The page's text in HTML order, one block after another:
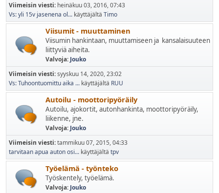
Viimeisin viesti: heinäkuu 03, 2016, 07:43
Vs: yli 15v jasenena ol... käyttäjältä Timo
Viisumit - muuttaminen
Viisumin hankintaan, muuttamiseen ja kansalaisuuteen
liittyviä aiheita.
Valvoja: Jouko
Viimeisin viesti:syyskuu 14, 2020, 23:02
Vs: Tuhoontuomittu aika ... käyttäjältä RUU
Autoilu - moottoripyöräily
Autoilu, ajokortit, autonhankinta, moottoripyöräily,
liikenne, jne.
Valvoja: Jouko
Viimeisin viesti:tammikuu 07, 2015, 04:33
tarvitaan apua auton osi... käyttäjältä tpv
Työelämä - työnteko
Työskentely, työelämä.
Valvoja: Jouko